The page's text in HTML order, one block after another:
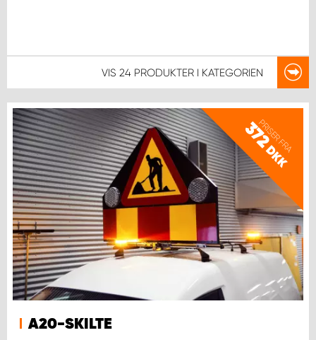
VIS 24 PRODUKTER I KATEGORIEN
PRISER FRA
372
DKK
A20-SKILTE